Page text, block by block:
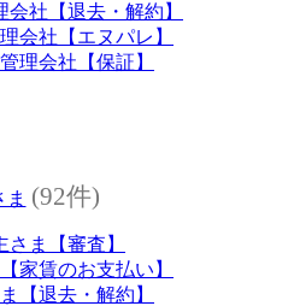
会社【退去・解約】
会社【エヌパレ】
理会社【保証】
ま (92件)
さま【審査】
家賃のお支払い】
【退去・解約】